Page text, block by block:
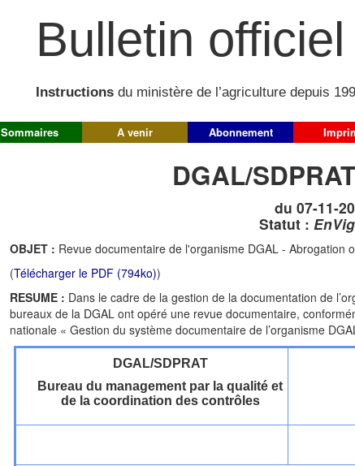
Bulletin officiel
Instructions du ministère de l’agriculture depuis
Sommaires A venir Abonnement
DGAL/
du 07-11-
Statut :
OBJET : Revue documentaire de l'organisme DGAL - Abrogation
(Télécharger le PDF (794ko))
RESUME : Dans le cadre de la gestion de la documentation de
bureaux de la DGAL ont opéré une revue documentaire,
nationale « Gestion du système documentaire de l’organisme
DGAL/SDPRAT
Bureau du management par la qualité et
de la coordination des contrôles